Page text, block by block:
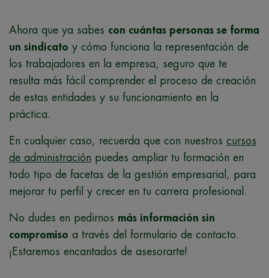
Ahora que ya sabes con cuántas personas se forma
un sindicato y cómo funciona la representación de
los trabajadores en la empresa, seguro que te
resulta más fácil comprender el proceso de creación
de estas entidades y su funcionamiento en la
práctica.
En cualquier caso, recuerda que con nuestros cursos
de administración puedes ampliar tu formación en
todo tipo de facetas de la gestión empresarial, para
mejorar tu perfil y crecer en tu carrera profesional.
No dudes en pedirnos más información sin
compromiso a través del formulario de contacto.
¡Estaremos encantados de asesorarte!